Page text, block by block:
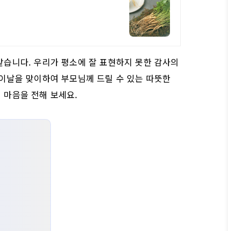
니다. 우리가 평소에 잘 표현하지 못한 감사의
날을 맞이하여 부모님께 드릴 수 있는 따뜻한
음을 전해 보세요.